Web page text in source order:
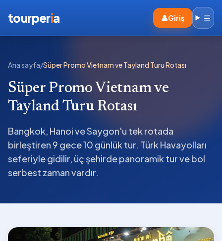
tourperia 👤Giriş ☰
Ana sayfa/Süper Promo Vietnam ve Tayland Turu Rotası
Süper Promo Vietnam ve
Tayland Turu Rotası
Bangkok, Hanoi ve Saygon'u tek rotada
birleştiren 9 gece 10 günlük tur. Türk Havayolları
seferiyle gidilir, üç şehirde panoramik tur ve bol
serbest zaman vardır.